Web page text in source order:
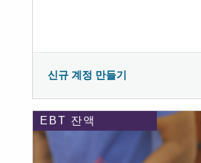
신규 계정 만들기
EBT 잔액